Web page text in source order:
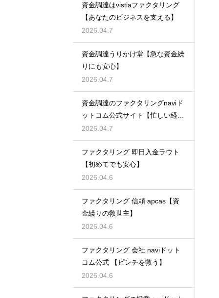
資金調達はvistiaファクタリング
【あなたのビジネスを支える】
2026.04.7
資金調達うりかけ堂【急な資金繰
りにも安心】
2026.04.7
資金調達のファクタリングnaviド
ットコム公式サイト【忙しい経営
者必見】
2026.04.7
ファクタリング 即日入金ラウト
【初めてでも安心】
2026.04.6
ファクタリング 信頼 apcas【資
金繰りの救世主】
2026.04.6
ファクタリング 会社 naviドット
コム公式 【ピンチを救う】
2026.04.6